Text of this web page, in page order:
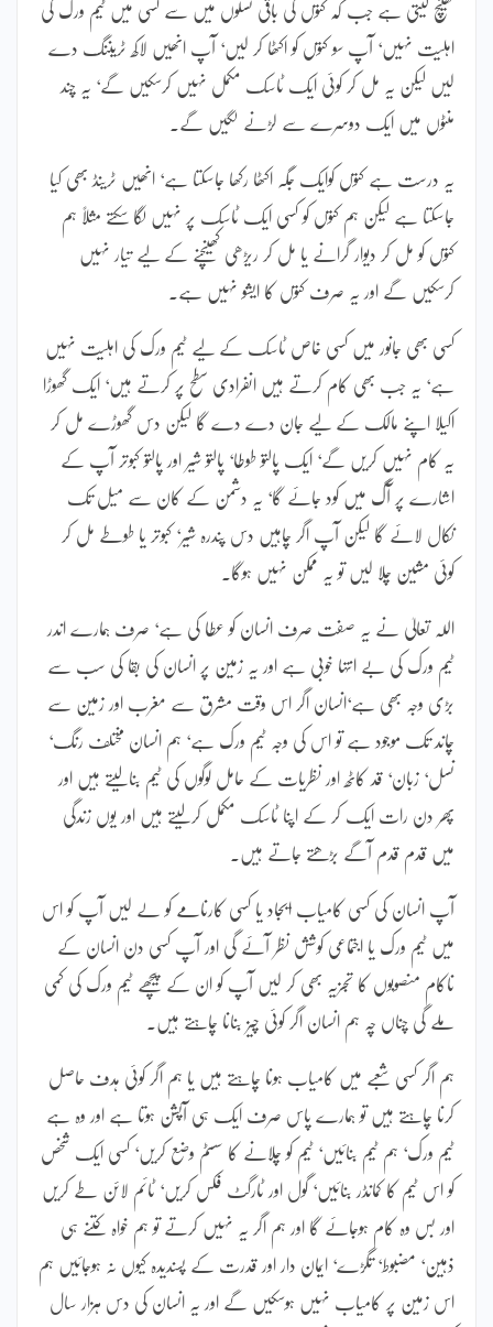
کھینچ لیتی ہے جب کہ کتوں کی باقی نسلوں میں سے کسی میں ٹیم ورک کی
اہلیت نہیں‘ آپ سو کتوں کو اکٹھا کر لیں‘ آپ انھیں لاکھ ٹریننگ دے
لیں لیکن یہ مل کر کوئی ایک ٹاسک مکمل نہیں کرسکیں گے‘ یہ چند
منٹوں میں ایک دوسرے سے لڑنے لگیں گے۔
یہ درست ہے کتوں کوایک جگہ اکٹھا رکھا جاسکتا ہے‘ انھیں ٹرینڈ بھی کیا
جاسکتا ہے لیکن ہم کتوں کو کسی ایک ٹاسک پر نہیں لگا سکتے مثلاً ہم
کتوں کو مل کر دیوار گرانے یا مل کر ریڑھی کھینچنے کے لیے تیار نہیں
کرسکیں گے اور یہ صرف کتوں کا ایشو نہیں ہے۔
کسی بھی جانور میں کسی خاص ٹاسک کے لیے ٹیم ورک کی اہلیت نہیں
ہے‘ یہ جب بھی کام کرتے ہیں انفرادی سطح پر کرتے ہیں‘ ایک گھوڑا
اکیلا اپنے مالک کے لیے جان دے دے گا لیکن دس گھوڑے مل کر
یہ کام نہیں کریں گے‘ ایک پالتو طوطا‘ پالتو شیر اور پالتو کبوتر آپ کے
اشارے پر آگ میں کود جائے گا‘ یہ دشمن کے کان سے میل تک
نکال لائے گا لیکن آپ اگر چاہیں دس پندرہ شیر‘ کبوتر یا طوطے مل کر
کوئی مشین چلا لیں تو یہ ممکن نہیں ہوگا۔
اللہ تعالیٰ نے یہ صفت صرف انسان کو عطا کی ہے‘ صرف ہمارے اندر
ٹیم ورک کی بے انتہا خوبی ہے اور یہ زمین پر انسان کی بقا کی سب سے
بڑی وجہ بھی ہے‘انسان اگر اس وقت مشرق سے مغرب اور زمین سے
چاند تک موجود ہے تو اس کی وجہ ٹیم ورک ہے‘ ہم انسان مختلف رنگ‘
نسل‘ زبان‘ قد کاٹھ اور نظریات کے حامل لوگوں کی ٹیم بنالیتے ہیں اور
پھر دن رات ایک کر کے اپنا ٹاسک مکمل کرلیتے ہیں اور یوں زندگی
میں قدم قدم آگے بڑھتے جاتے ہیں۔
آپ انسان کی کسی کامیاب ایجاد یا کسی کارنامے کو لے لیں آپ کو اس
میں ٹیم ورک یا اجتماعی کوشش نظر آئے گی اور آپ کسی دن انسان کے
ناکام منصوبوں کا تجزیہ بھی کر لیں آپ کو ان کے پیچھے ٹیم ورک کی کمی
ملے گی چناں چہ ہم انسان اگر کوئی چیز بنانا چاہتے ہیں۔
ہم اگر کسی شعبے میں کامیاب ہونا چاہتے ہیں یا ہم اگر کوئی ہدف حاصل
کرنا چاہتے ہیں تو ہمارے پاس صرف ایک ہی آپشن ہوتا ہے اور وہ ہے
ٹیم ورک‘ ہم ٹیم بنائیں‘ ٹیم کو چلانے کا سسٹم وضع کریں‘ کسی ایک شخص
کو اس ٹیم کا کمانڈر بنائیں‘ گول اور ٹارگٹ فکس کریں‘ ٹائم لائن طے کریں
اور بس وہ کام ہوجائے گا اور ہم اگر یہ نہیں کرتے تو ہم خواہ کتنے ہی
ذہین‘ مضبوط‘ تگڑے‘ ایمان دار اور قدرت کے پسندیدہ کیوں نہ ہوجائیں ہم
اس زمین پر کامیاب نہیں ہوسکیں گے اور یہ انسان کی دس ہزار سال